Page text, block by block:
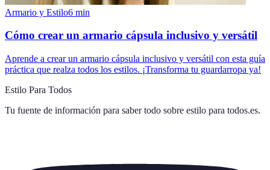
Armario y Estilo6 min
Cómo crear un armario cápsula inclusivo y versátil
Aprende a crear un armario cápsula inclusivo y versátil con esta guía
práctica que realza todos los estilos. ¡Transforma tu guardarropa ya!
Estilo Para Todos
Tu fuente de información para saber todo sobre estilo para todos.es.